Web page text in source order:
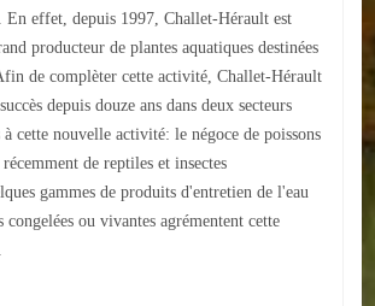
En effet, depuis 1997, Challet-Hérault est
producteur de plantes aquatiques destinées
de complèter cette activité, Challet-Hérault
depuis douze ans dans deux secteurs
cette nouvelle activité: le négoce de poissons
de reptiles et insectes
gammes de produits d'entretien de l'eau
congelées ou vivantes agrémentent cette